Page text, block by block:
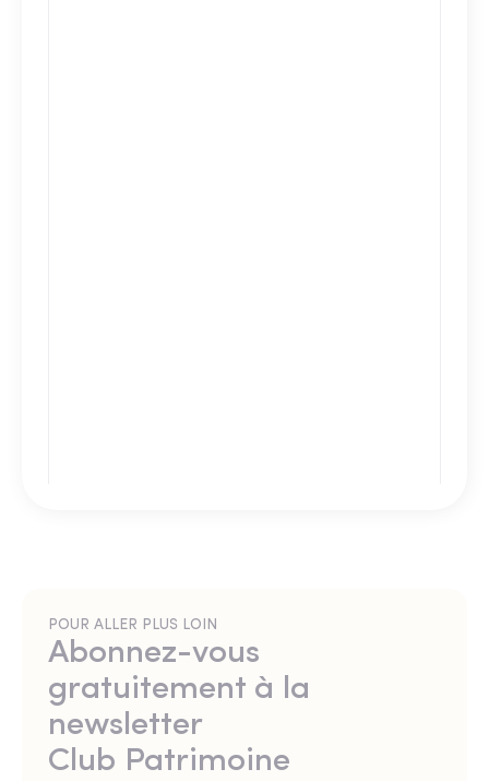
POUR ALLER PLUS LOIN
Abonnez-vous
gratuitement à la
newsletter
Club Patrimoine